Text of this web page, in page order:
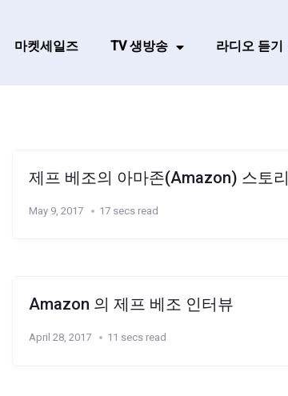
마켓세일즈 TV 생방송 라디오 듣기
제프 베조의 아마존(Amazon) 스토리
May 9, 2017 17 secs read
Amazon 의 제프 베조 인터뷰
April 28, 2017 11 secs read